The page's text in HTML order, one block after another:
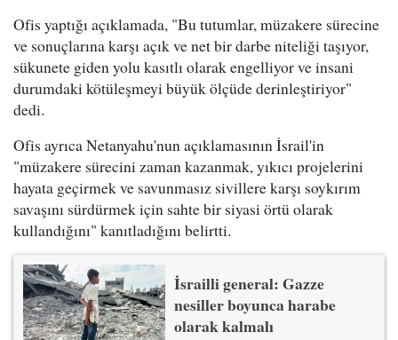
Ofis yaptığı açıklamada, "Bu tutumlar, müzakere sürecine
ve sonuçlarına karşı açık ve net bir darbe niteliği taşıyor,
sükunete giden yolu kasıtlı olarak engelliyor ve insani
durumdaki kötüleşmeyi büyük ölçüde derinleştiriyor"
dedi.
Ofis ayrıca Netanyahu'nun açıklamasının İsrail'in
"müzakere sürecini zaman kazanmak, yıkıcı projelerini
hayata geçirmek ve savunmasız sivillere karşı soykırım
savaşını sürdürmek için sahte bir siyasi örtü olarak
kullandığını" kanıtladığını belirtti.
İsrailli general: Gazze
nesiller boyunca harabe
olarak kalmalı